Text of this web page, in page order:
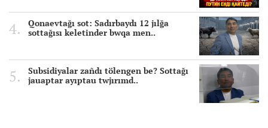
Qonaevtağı sot: Sadırbaydı 12 jılğa
sottağısı keletinder bwqa men..
Subsidiyalar zañdı tölengen be? Sottağı
jauaptar ayıptau twjırımd..